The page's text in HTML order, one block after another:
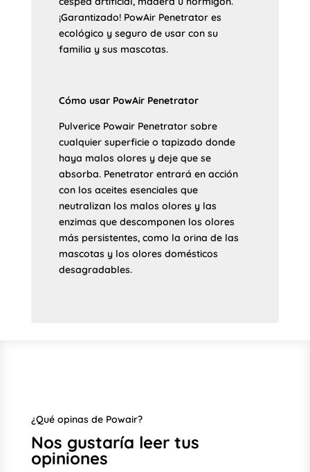
¡Garantizado! PowAir Penetrator es
ecológico y seguro de usar con su
familia y sus mascotas.
Cómo usar PowAir Penetrator
Pulverice Powair Penetrator sobre
cualquier superficie o tapizado donde
haya malos olores y deje que se
absorba. Penetrator entrará en acción
con los aceites esenciales que
neutralizan los malos olores y las
enzimas que descomponen los olores
más persistentes, como la orina de las
mascotas y los olores domésticos
desagradables.
¿Qué opinas de Powair?
Nos gustaría leer tus
opiniones